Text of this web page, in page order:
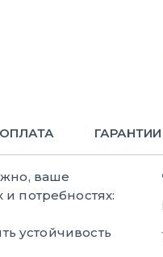
ОПЛАТА ГАРАНТИИ
ваше
потребностях:
устойчивость